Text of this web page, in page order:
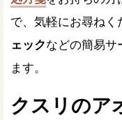
で、気軽にお尋ねく
ェックなどの簡易サ
ます。
クスリのア